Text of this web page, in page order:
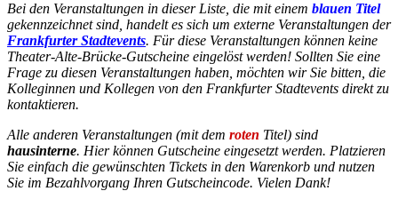
Bei den Veranstaltungen in dieser Liste, die mit einem blauen Titel
gekennzeichnet sind, handelt es sich um externe Veranstaltungen der
Frankfurter Stadtevents. Für diese Veranstaltungen können keine
Theater-Alte-Brücke-Gutscheine eingelöst werden! Sollten Sie eine
Frage zu diesen Veranstaltungen haben, möchten wir Sie bitten, die
Kolleginnen und Kollegen von den Frankfurter Stadtevents direkt zu
kontaktieren.
Alle anderen Veranstaltungen (mit dem roten Titel) sind
hausinterne. Hier können Gutscheine eingesetzt werden. Platzieren
Sie einfach die gewünschten Tickets in den Warenkorb und nutzen
Sie im Bezahlvorgang Ihren Gutscheincode. Vielen Dank!